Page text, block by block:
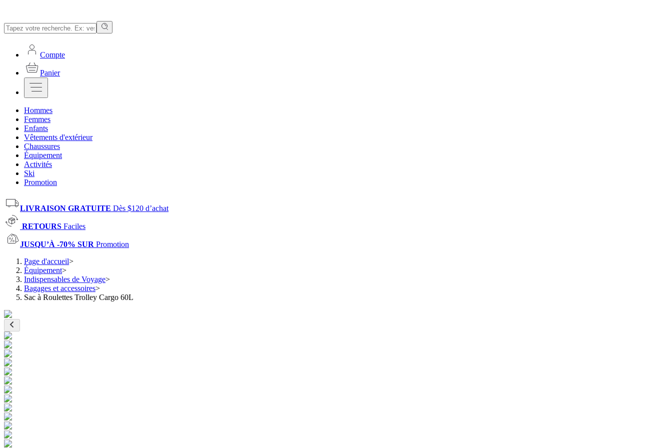
Compte
Panier
Hommes
Femmes
Enfants
Vêtements d'extérieur
Chaussures
Équipement
Activités
Ski
Promotion
LIVRAISON GRATUITE Dès $120 d’achat
RETOURS Faciles
JUSQU’À -70% SUR Promotion
Page d'accueil>
Équipement>
Indispensables de Voyage>
Bagages et accessoires>
Sac à Roulettes Trolley Cargo 60L